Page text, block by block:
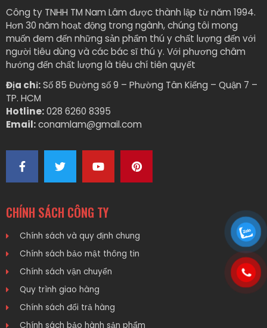
Công ty TNHH TM Nam Lâm được thành lập từ năm 1994.
Hơn 30 năm hoạt động trong ngành, chúng tôi mong
muốn đem đến những sản phẩm thú y chất lượng đến với
người tiêu dùng và các bác sĩ thú y. Với phương châm
hướng đến chất lượng là tiêu chí tiên quyết
Địa chỉ:Số 85 Đường số 9 – Phường Tân Kiểng – Quận 7 –
TP. HCM
Hotline:028 6260 8395
Email:conamlam@gmail.com
CHÍNH SÁCH CÔNG TY
Chính sách và quy định chung
Chính sách bảo mật thông tin
Chính sách vận chuyển
Quy trình giao hàng
Chính sách đổi trả hàng
Chính sách bảo hành sản phẩm